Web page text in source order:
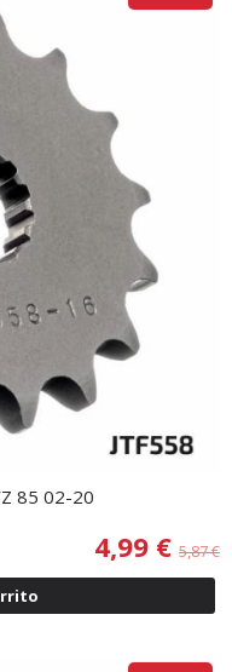
85 02-20
4,99 € 5,87 €